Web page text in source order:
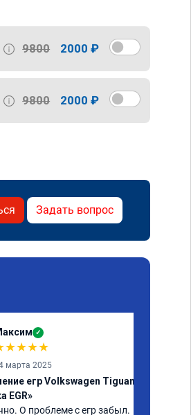
9800 2000 ₽
9800 2000 ₽
Задать вопрос
✓
★★★★
марта 2025
егр Volkswagen Tiguan,
EGR»
О проблеме с егр забыл.